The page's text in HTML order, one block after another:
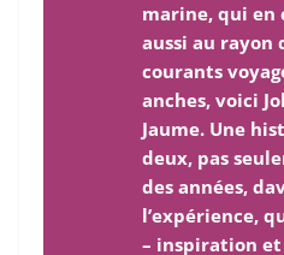
marine, qui en
aussi au rayon
courants
anches, voici
Jaume. Une
deux, pas
des années,
l’expérience,
– inspiration